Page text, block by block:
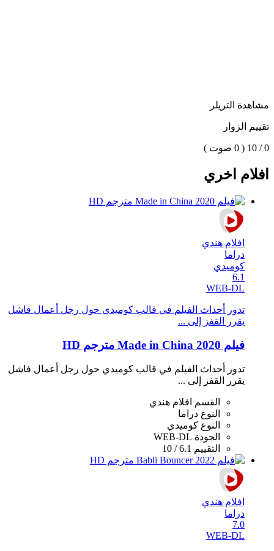
مشاهدة التريلر
تقييم الزوار
0 / 10 ( 0 صوت )
افلام اخري
افلام هندي
دراما
كوميدي
6.1
WEB-DL
تدور أحداث الفيلم في قالب كوميدي حول رجل أعمال فاشل
يقرر القفز إلى ...
فيلم Made in China 2020 مترجم HD
تدور أحداث الفيلم في قالب كوميدي حول رجل أعمال فاشل
يقرر القفز إلى ...
القسم
افلام هندي
النوع دراما
النوع كوميدي
الجودة WEB-DL
التقييم 6.1 / 10
افلام هندي
دراما
7.0
WEB-DL